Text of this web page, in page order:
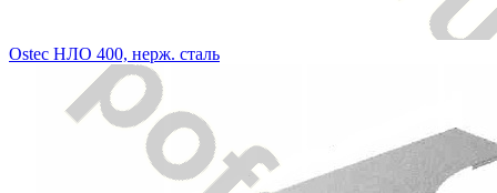
Ostec НЛО 400, нерж. сталь